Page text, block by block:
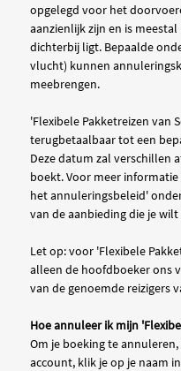
opgelegd voor het
aanzienlijk zijn en is
dichterbij ligt. Bepaalde
vlucht) kunnen
meebrengen.
'Flexibele Pakketreizen van
terugbetaalbaar tot een
Deze datum zal verschillen
boekt. Voor meer
het annuleringsbeleid'
van de aanbieding die je
Let op: voor 'Flexibele
alleen de hoofdboeker ons
van de genoemde reizigers
Hoe annuleer ik mijn
Om je boeking te annuleren,
account, klik je op je naam